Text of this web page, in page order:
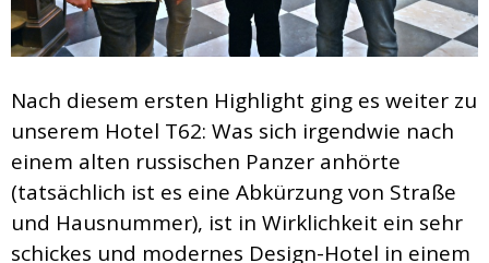
Nach diesem ersten Highlight ging es weiter zu
unserem Hotel T62: Was sich irgendwie nach
einem alten russischen Panzer anhörte
(tatsächlich ist es eine Abkürzung von Straße
und Hausnummer), ist in Wirklichkeit ein sehr
schickes und modernes Design-Hotel in einem